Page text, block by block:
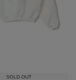
SOLD OUT